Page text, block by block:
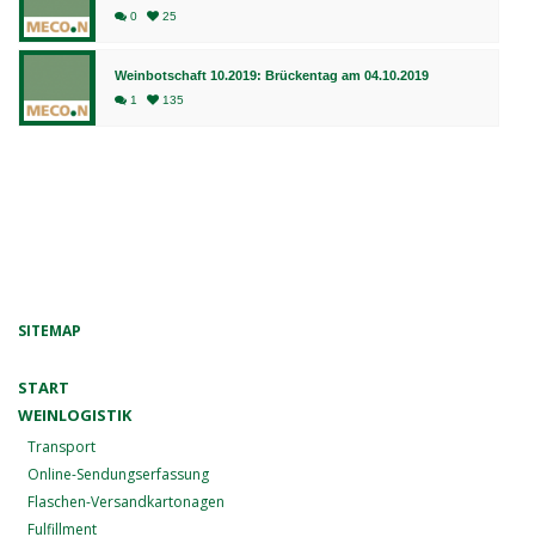
0 25
Weinbotschaft 10.2019: Brückentag am 04.10.2019
1 135
SITEMAP
START
WEINLOGISTIK
Transport
Online-Sendungserfassung
Flaschen-Versandkartonagen
Fulfillment